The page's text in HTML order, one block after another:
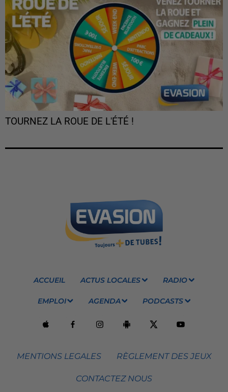
TOURNEZ LA ROUE DE L'ÉTÉ !
ACCUEIL ACTUS LOCALES RADIO
EMPLOI AGENDA PODCASTS
MENTIONS LEGALES RÈGLEMENT DES JEUX
CONTACTEZ NOUS